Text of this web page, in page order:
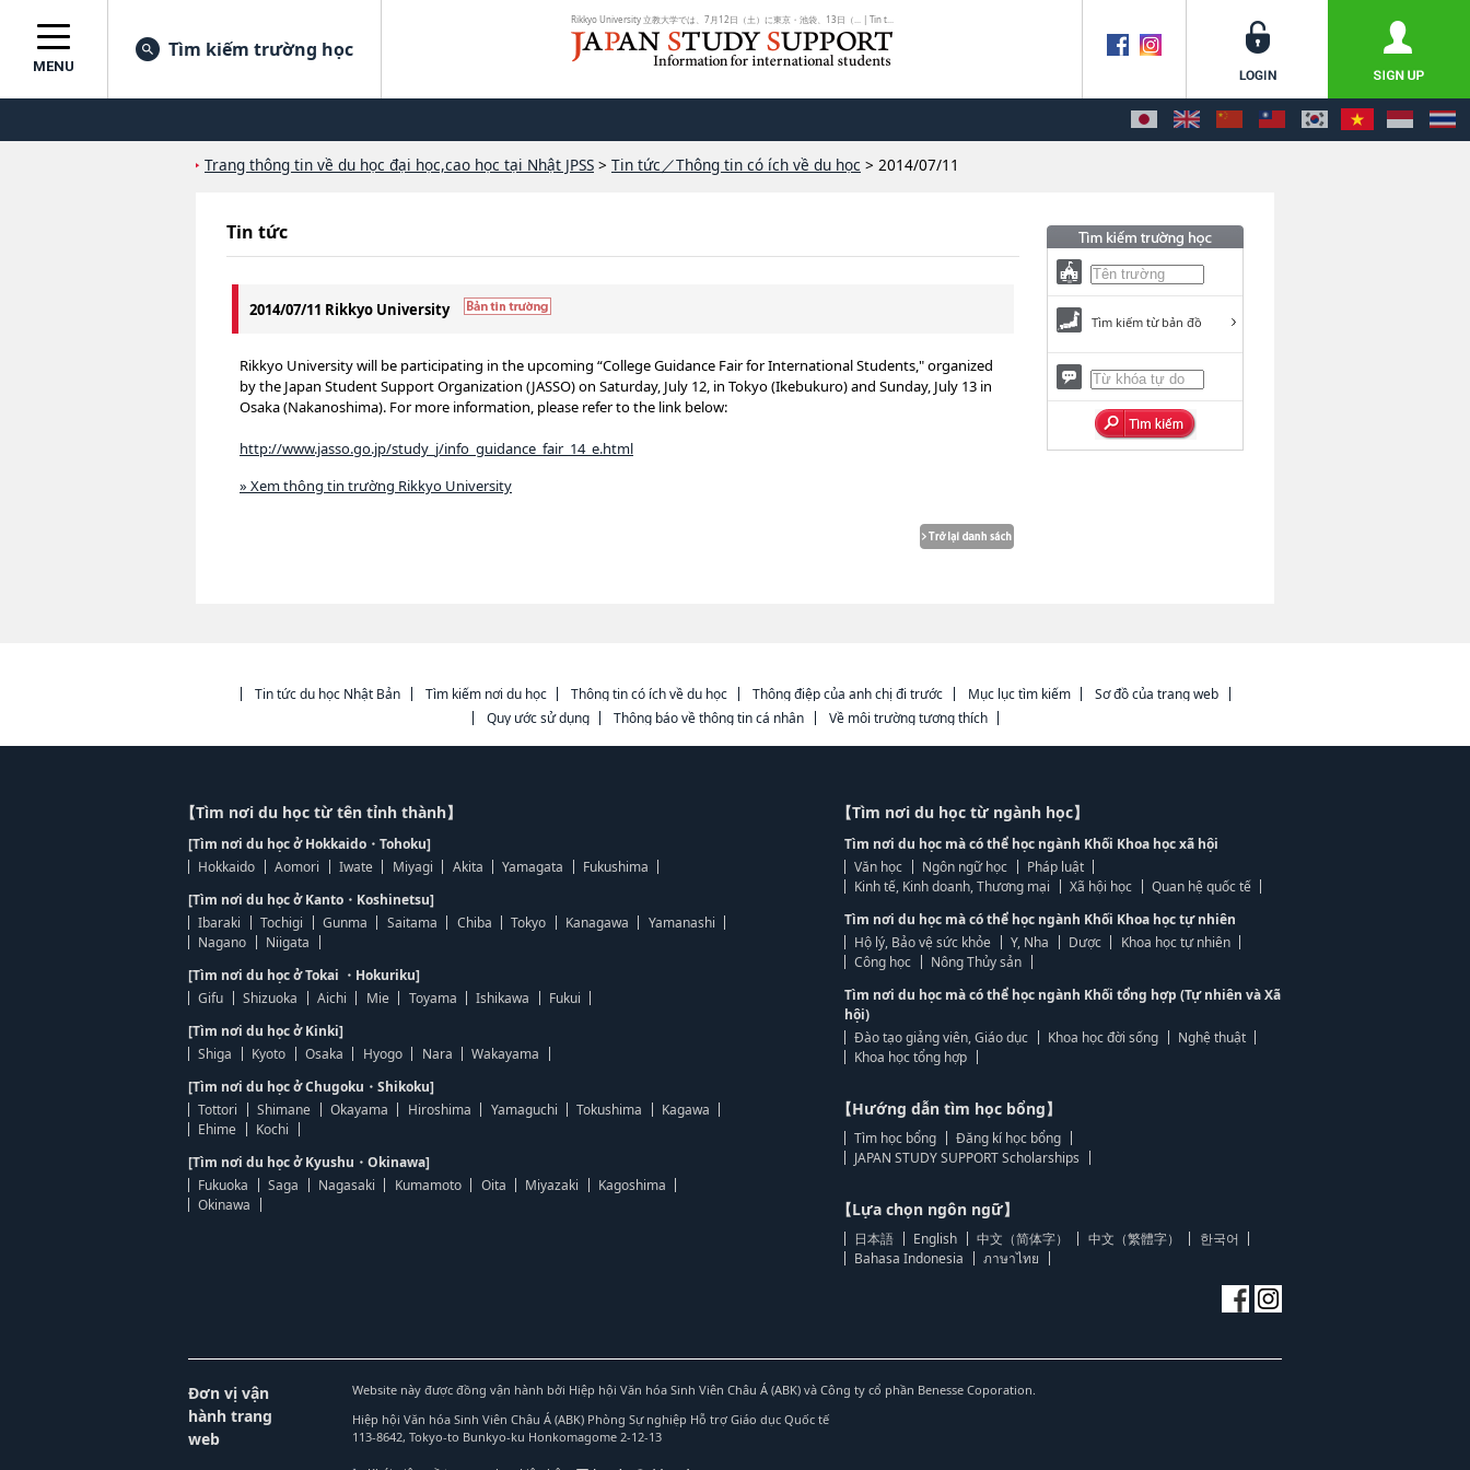
Rikkyo University 立教大学では、7月12日（土）に東京・池袋、13日（... | Tin t...
MENU
Tìm kiếm trường học
Trang thông tin về du học đại học,cao học tại Nhật JPSS > Tin tức／Thông tin có ích về du học > 2014/07/11
Tin tức
2014/07/11 Rikkyo University
Rikkyo University will be participating in the upcoming “College Guidance Fair for International Students," organized
by the Japan Student Support Organization (JASSO) on Saturday, July 12, in Tokyo (Ikebukuro) and Sunday, July 13 in
Osaka (Nakanoshima). For more information, please refer to the link below:
http://www.jasso.go.jp/study_j/info_guidance_fair_14_e.html
» Xem thông tin trường Rikkyo University
Tìm kiếm từ bản đồ
Tin tức du học Nhật Bản Tìm kiếm nơi du học Thông tin có ích về du học Thông điệp của anh chị đi trước Mục lục tìm kiếm
Sơ đồ của trang web
Quy ước sử dụng
Thông báo về thông tin cá nhân Về môi trường tương thích
【Tìm nơi du học từ tên tỉnh thành】
[Tìm nơi du học ở Hokkaido・Tohoku]
Hokkaido
Aomori Iwate Miyagi Akita Yamagata
Fukushima
[Tìm nơi du học ở Kanto・Koshinetsu]
Ibaraki
Tochigi Gunma Saitama Chiba Tokyo Kanagawa
Yamanashi
Nagano
Niigata
[Tìm nơi du học ở Tokai ・Hokuriku]
Gifu
Shizuoka Aichi Mie Toyama Ishikawa
Fukui
[Tìm nơi du học ở Kinki]
Shiga
Kyoto Osaka Hyogo Nara
Wakayama
[Tìm nơi du học ở Chugoku・Shikoku]
Tottori
Shimane Okayama Hiroshima Yamaguchi Tokushima
Kagawa
Ehime
Kochi
[Tìm nơi du học ở Kyushu・Okinawa]
Fukuoka
Saga Nagasaki Kumamoto Oita Miyazaki
Kagoshima
Okinawa
【Tìm nơi du học từ ngành học】
Tìm nơi du học mà có thể học ngành Khối Khoa học xã hội
Văn học
Ngôn ngữ học
Pháp luật
Kinh tế, Kinh doanh, Thương mại
Xã hội học
Quan hệ quốc tế
Tìm nơi du học mà có thể học ngành Khối Khoa học tự nhiên
Hộ lý, Bảo vệ sức khỏe
Y, Nha Dược
Khoa học tự nhiên
Công học
Nông Thủy sản
Tìm nơi du học mà có thể học ngành Khối tổng hợp (Tự nhiên và Xã
hội)
Đào tạo giảng viên, Giáo dục
Khoa học đời sống
Nghệ thuật
Khoa học tổng hợp
【Hướng dẫn tìm học bổng】
Tìm học bổng
Đăng kí học bổng
JAPAN STUDY SUPPORT Scholarships
【Lựa chọn ngôn ngữ】
日本語 English 中文（简体字） 中文（繁體字）
한국어
Bahasa Indonesia
ภาษาไทย
Đơn vị vận
hành trang
web
Website này được đồng vận hành bởi Hiệp hội Văn hóa Sinh Viên Châu Á (ABK) và Công ty cổ phần Benesse Coporation.
Hiệp hội Văn hóa Sinh Viên Châu Á (ABK) Phòng Sự nghiệp Hỗ trợ Giáo dục Quốc tế
113-8642, Tokyo-to Bunkyo-ku Honkomagome 2-12-13